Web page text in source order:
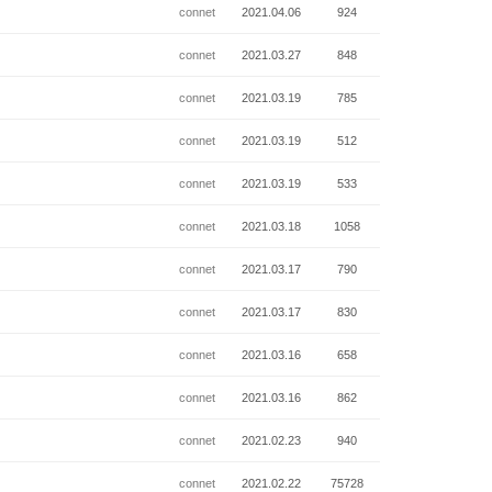
connet 2021.04.06 924
connet 2021.03.27 848
connet 2021.03.19 785
connet 2021.03.19 512
connet 2021.03.19 533
connet 2021.03.18 1058
connet 2021.03.17 790
connet 2021.03.17 830
connet 2021.03.16 658
connet 2021.03.16 862
connet 2021.02.23 940
connet 2021.02.22 75728